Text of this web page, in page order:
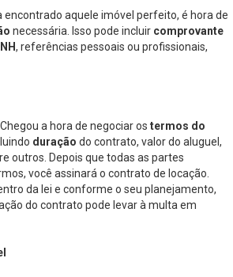
encontrado aquele imóvel perfeito, é hora de
necessária. Isso pode incluir comprovante
, referências pessoais ou profissionais,
a hora de negociar os termos do
duração do contrato, valor do aluguel,
outros. Depois que todas as partes
você assinará o contrato de locação.
da lei e conforme o seu planejamento,
do contrato pode levar à multa em